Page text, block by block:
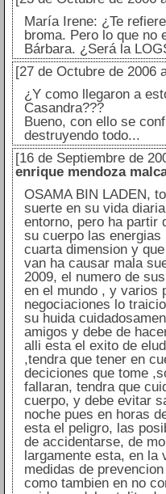
María Irene: ¿Te
broma. Pero lo que no
Bárbara. ¿Será la
[27 de Octubre de 2006
¿Y como llegaron a
Casandra???
Bueno, con ello se
destruyendo todo...
[16 de Septiembre de
enrique mendoza
OSAMA BIN LADEN,
suerte en su vida
entorno, pero ha partir
su cuerpo las
cuarta dimension y
van ha causar mala
2009, el numero de
en el mundo , y varios
negociaciones lo
su huida
amigos y debe de
alli esta el exito de
,tendra que tener en
deciciones que tome
fallaran, tendra que
cuerpo, y debe evitar
noche pues en horas
esta el peligro, las
de accidentarse, de
largamente esta, en la
medidas de
como tambien en no